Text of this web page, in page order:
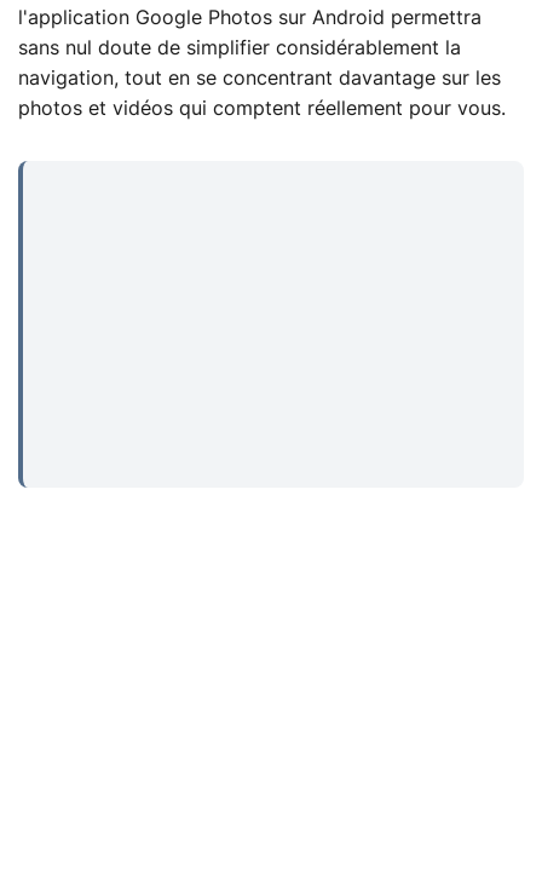
l'application Google Photos sur Android permettra
sans nul doute de simplifier considérablement la
navigation, tout en se concentrant davantage sur les
photos et vidéos qui comptent réellement pour vous.